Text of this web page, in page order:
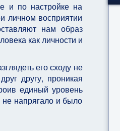
и по настройке на
личном восприятии
нам образ
как личности и
его сходу не
другу, проникая
единый уровень
напрягало и было